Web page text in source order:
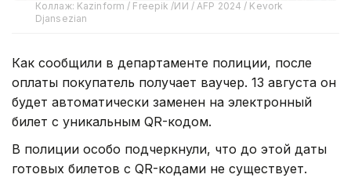
Коллаж: Kazinform / Freepik /ИИ / AFP 2024 / Kevork
Djansezian
Как сообщили в департаменте полиции, после
оплаты покупатель получает ваучер. 13 августа он
будет автоматически заменен на электронный
билет с уникальным QR-кодом.
В полиции особо подчеркнули, что до этой даты
готовых билетов с QR-кодами не существует.